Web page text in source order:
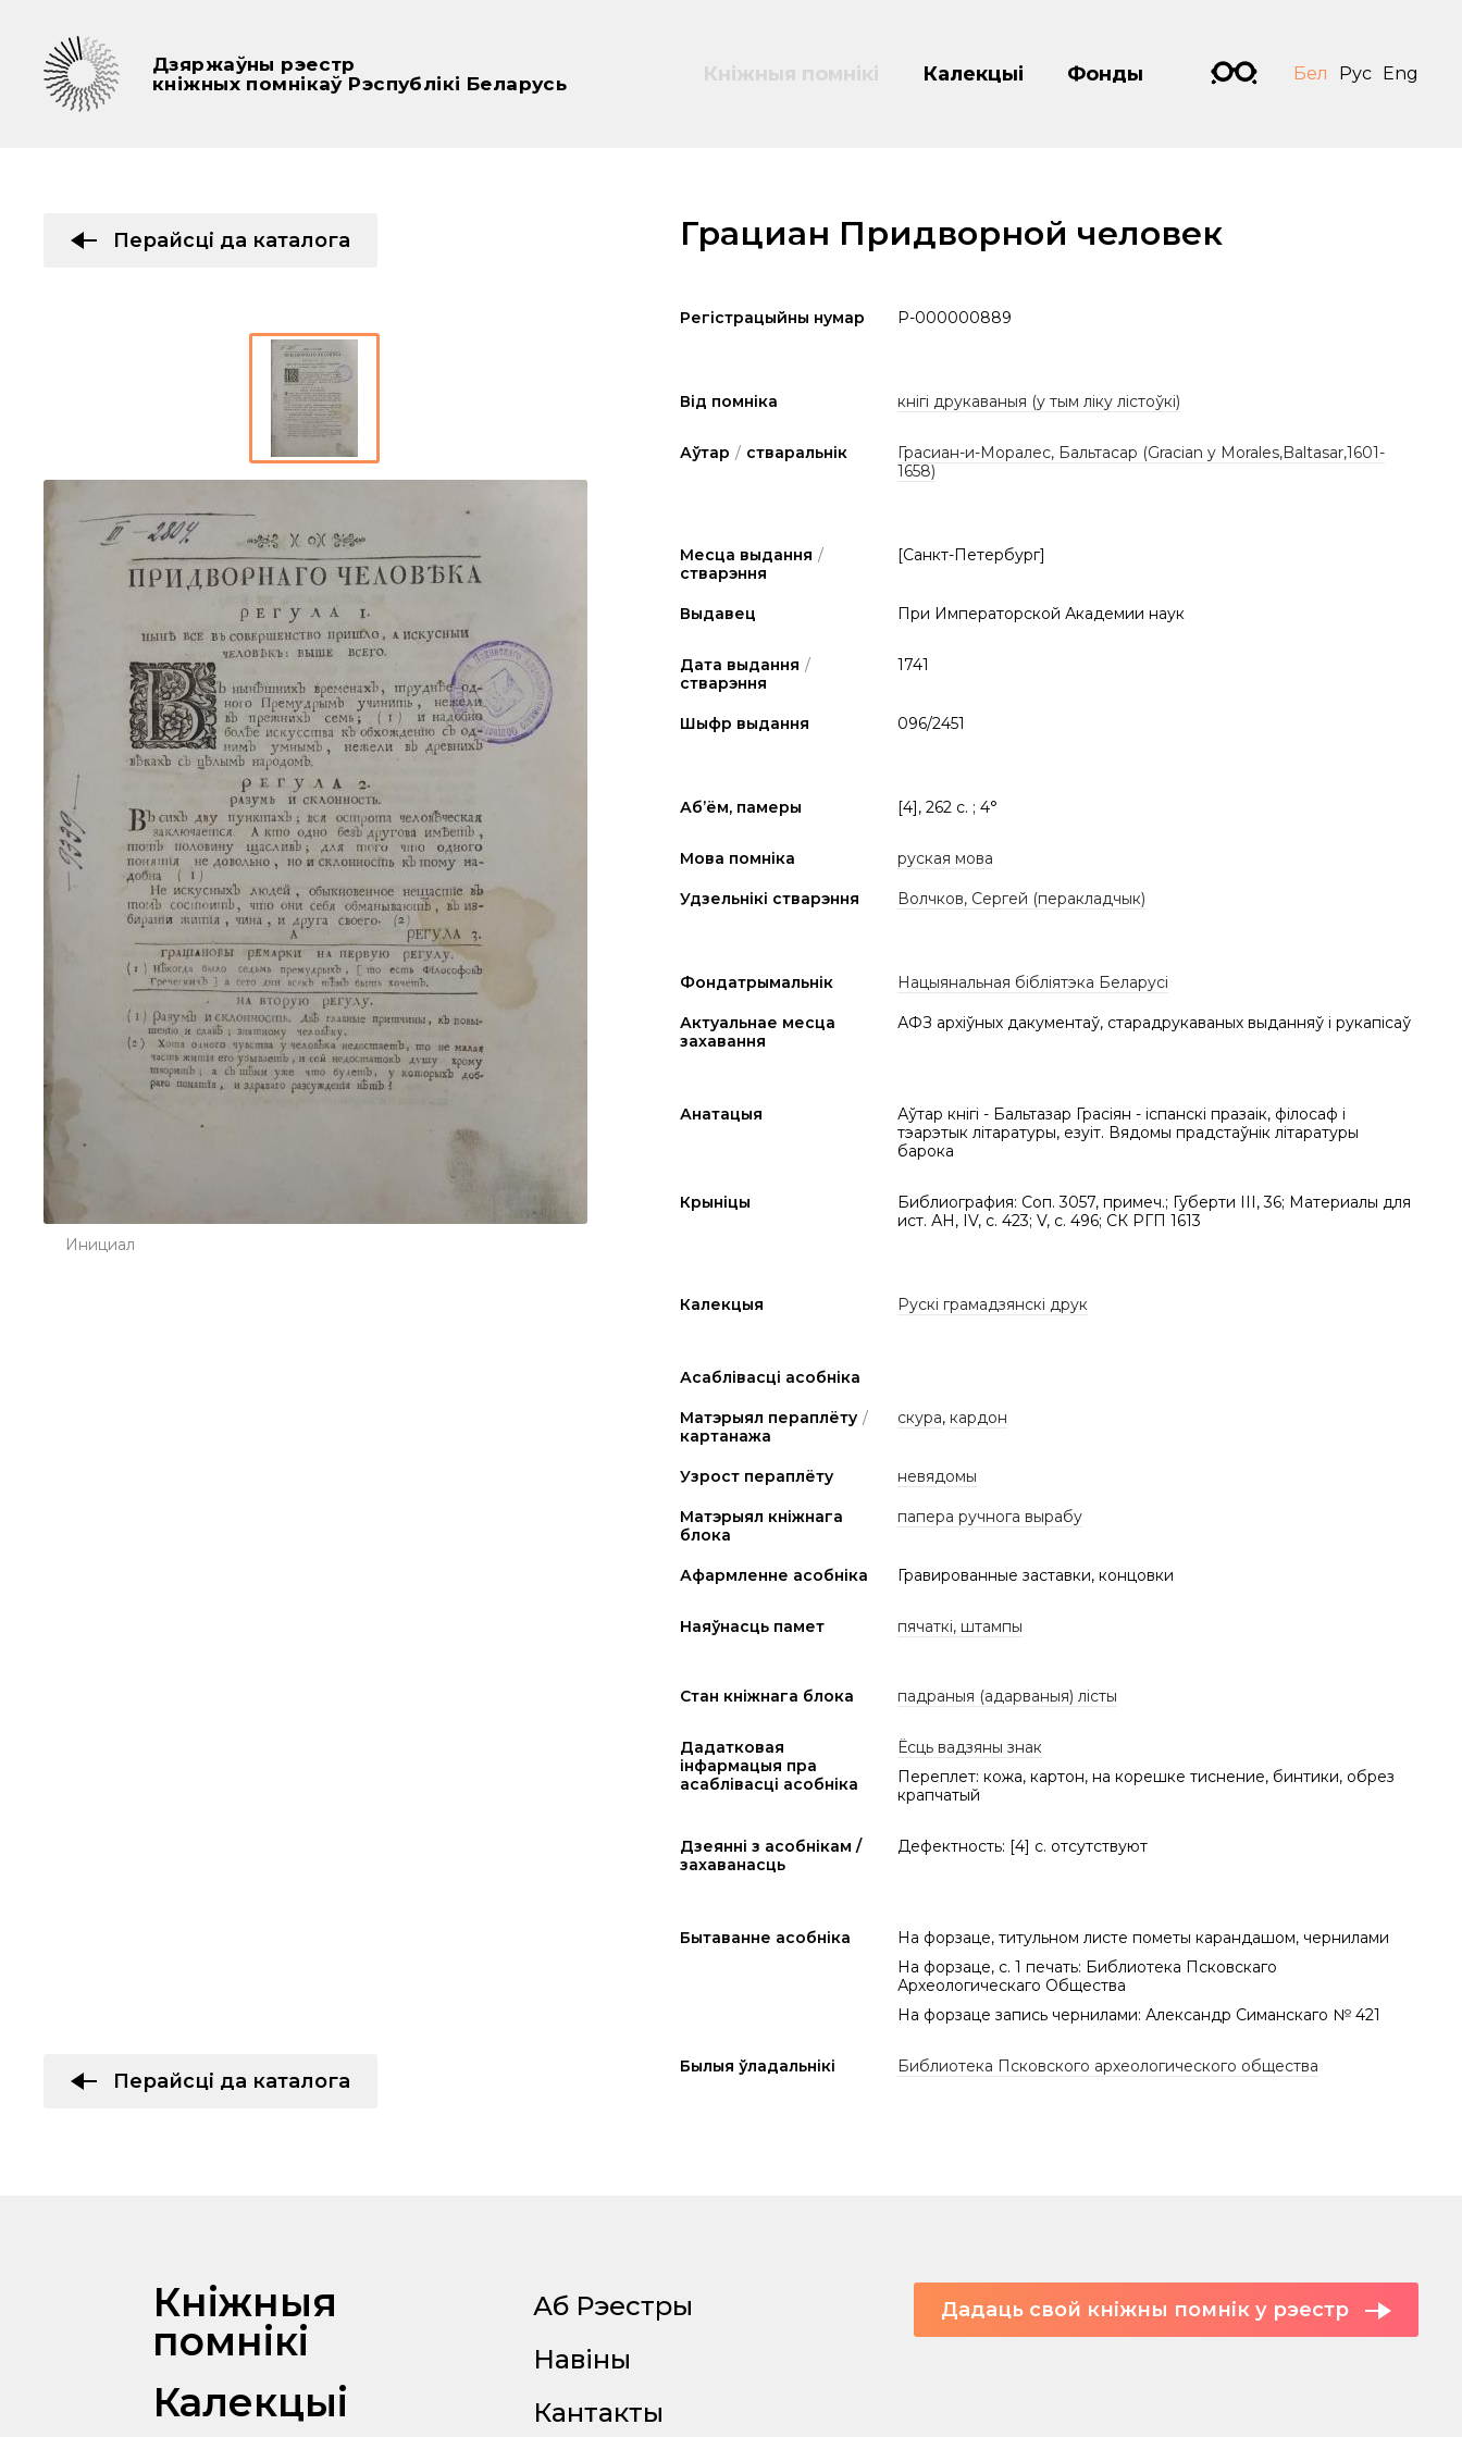
Дзяржаўны рэестр
кніжных помнікаў Рэспублікі Беларусь
Кніжныя помнікі Калекцыі Фонды Бел Рус Eng
Перайсці да каталога
Инициал
Перайсці да каталога
Грациан Придворной человек
Регістрацыйны нумар P-000000889
Від помніка кнігі друкаваныя (у тым ліку лістоўкі)
Аўтар / стваральнік
Грасиан-и-Моралес, Бальтасар (Gracian y Morales,Baltasar,1601-
1658)
Месца выдання /
стварэння
[Санкт-Петербург]
Выдавец При Императорской Академии наук
Дата выдання /
стварэння
1741
Шыфр выдання 096/2451
Аб’ём, памеры [4], 262 с. ; 4°
Мова помніка руская мова
Удзельнікі стварэння Волчков, Сергей (перакладчык)
Фондатрымальнік Нацыянальная бібліятэка Беларусі
Актуальнае месца
захавання
АФЗ архіўных дакументаў, старадрукаваных выданняў і рукапісаў
Анатацыя
Аўтар кнігі - Бальтазар Грасіян - іспанскі празаік, філосаф і
тэарэтык літаратуры, езуіт. Вядомы прадстаўнік літаратуры
барока
Крыніцы
Библиография: Соп. 3057, примеч.; Губерти III, 36; Материалы для
ист. АН, IV, с. 423; V, c. 496; СК РГП 1613
Калекцыя Рускі грамадзянскі друк
Асаблівасці асобніка
Матэрыял пераплёту /
картанажа
скура, кардон
Узрост пераплёту невядомы
Матэрыял кніжнага
блока
папера ручнога вырабу
Афармленне асобніка Гравированные заставки, концовки
Наяўнасць памет пячаткі, штампы
Стан кніжнага блока падраныя (адарваныя) лісты
Дадатковая
інфармацыя пра
асаблівасці асобніка
Ёсць вадзяны знак
Переплет: кожа, картон, на корешке тиснение, бинтики, обрез
крапчатый
Дзеянні з асобнікам /
захаванасць
Дефектность: [4] с. отсутствуют
Бытаванне асобніка
На форзаце, титульном листе пометы карандашом, чернилами
На форзаце, с. 1 печать: Библиотека Псковскаго
Археологическаго Общества
На форзаце запись чернилами: Александр Симанскаго № 421
Былыя ўладальнікі Библиотека Псковского археологического общества
Кніжныя
помнікі
Калекцыі
Аб Рэестры
Навіны
Кантакты
Дадаць свой кніжны помнік у рэестр